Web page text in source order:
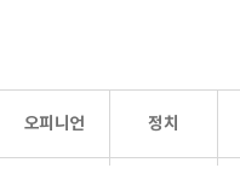
오피니언 정치